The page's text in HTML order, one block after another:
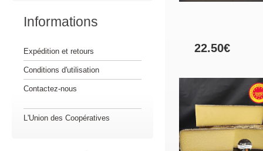
22.50€
Informations
Expédition et retours
Conditions d'utilisation
Contactez-nous
L'Union des Coopératives